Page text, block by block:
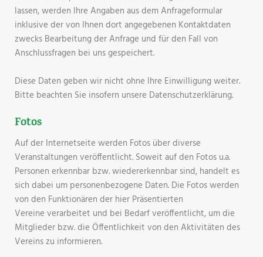
lassen, werden Ihre Angaben aus dem Anfrageformular
inklusive der von Ihnen dort angegebenen Kontaktdaten
zwecks Bearbeitung der Anfrage und für den Fall von
Anschlussfragen bei uns gespeichert.
Diese Daten geben wir nicht ohne Ihre Einwilligung weiter.
Bitte beachten Sie insofern unsere Datenschutzerklärung.
Fotos
Auf der Internetseite werden Fotos über diverse
Veranstaltungen veröffentlicht. Soweit auf den Fotos u.a.
Personen erkennbar bzw. wiedererkennbar sind, handelt es
sich dabei um personenbezogene Daten. Die Fotos werden
von den Funktionären der hier Präsentierten
Vereine verarbeitet und bei Bedarf veröffentlicht, um die
Mitglieder bzw. die Öffentlichkeit von den Aktivitäten des
Vereins zu informieren.